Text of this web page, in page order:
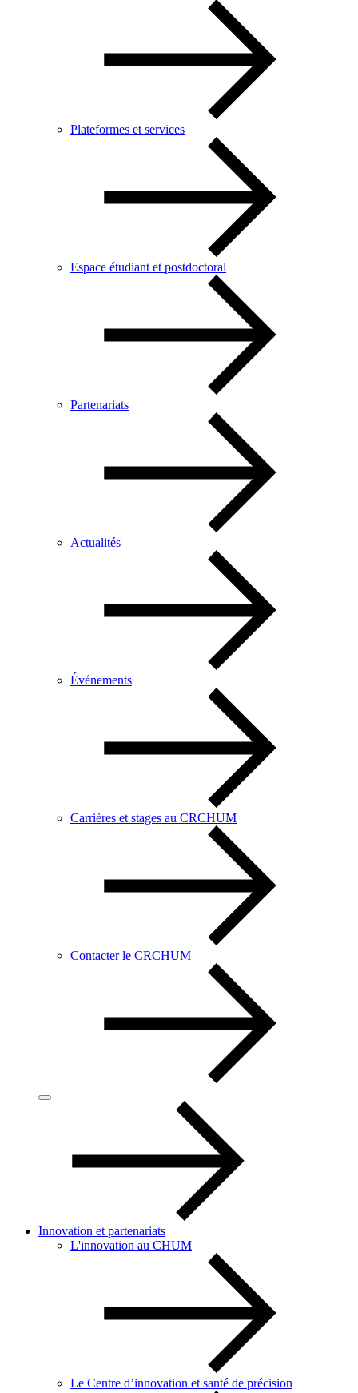
Plateformes et services
Espace étudiant et postdoctoral
Partenariats
Actualités
Événements
Carrières et stages au CRCHUM
Contacter le CRCHUM
Innovation et partenariats
L'innovation au CHUM
Le Centre d’innovation et santé de précision